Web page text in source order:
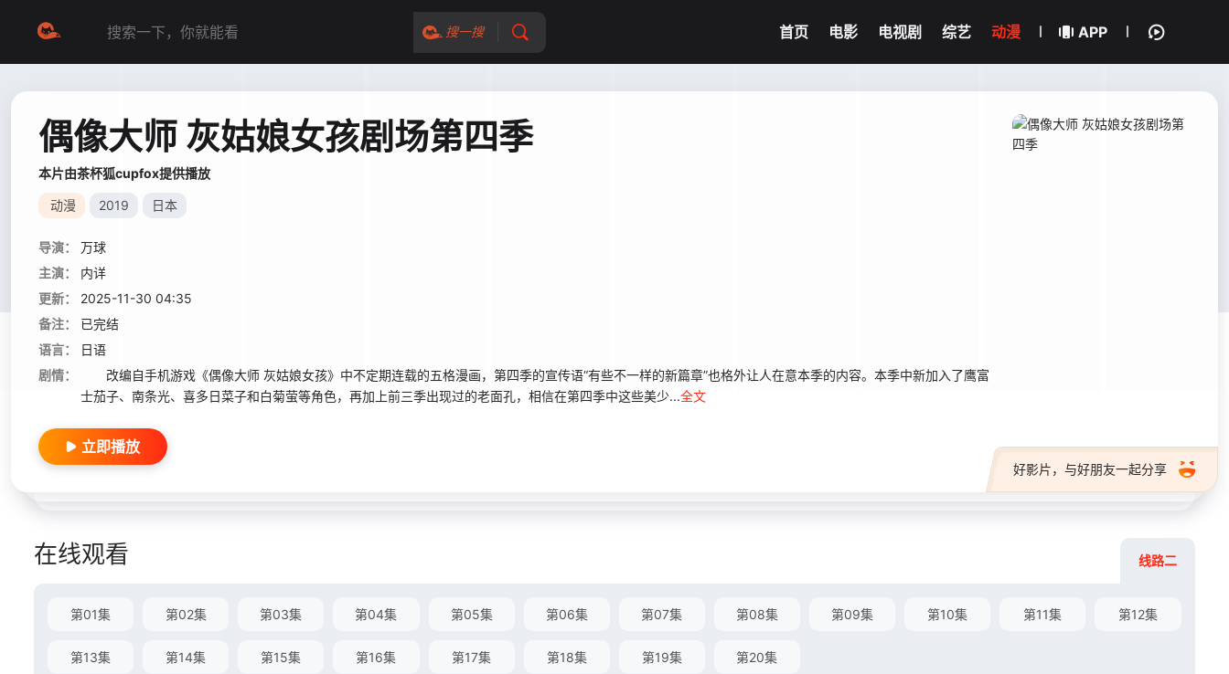
搜一搜 首页 电影 电视剧 综艺 动漫 APP
偶像大师 灰姑娘女孩剧场第四季
本片由茶杯狐cupfox提供播放
动漫 2019 日本
导演：
万球
主演：
内详
更新：
2025-11-30 04:35
备注：
已完结
语言：
日语
剧情：
改编自手机游戏《偶像大师 灰姑娘女孩》中不定期连载的五格漫画，第四季的宣传语“有些不一样的新篇章”也格外让人在意本季的内容。本季中新加入了鹰富
士茄子、南条光、喜多日菜子和白菊萤等角色，再加上前三季出现过的老面孔，相信在第四季中这些美少...全文
好影片，与好朋友一起分享
立即播放
在线观看 线路二
第01集 第02集 第03集 第04集 第05集 第06集 第07集 第08集 第09集 第10集 第11集 第12集
第13集 第14集 第15集 第16集 第17集 第18集 第19集 第20集